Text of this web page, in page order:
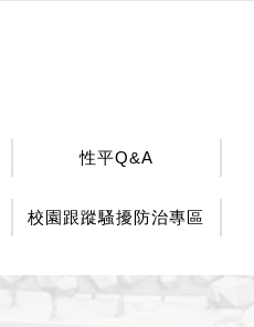
性平Q&A
校園跟蹤騷擾防治專區